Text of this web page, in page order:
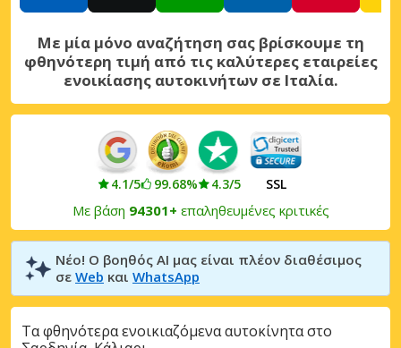
Με μία μόνο αναζήτηση σας βρίσκουμε τη
φθηνότερη τιμή από τις καλύτερες εταιρείες
ενοικίασης αυτοκινήτων σε Ιταλία.
4.1/5 99.68% 4.3/5 SSL
Με βάση 94301+ επαληθευμένες κριτικές
Νέο! Ο βοηθός AI μας είναι πλέον διαθέσιμος
σε Web και WhatsApp
Τα φθηνότερα ενοικιαζόμενα αυτοκίνητα στο